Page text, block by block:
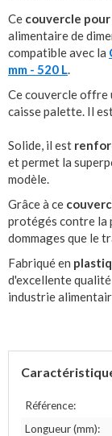
Ce couvercle
alimentaire de
compatible avec la
mm - 520 L.
Ce couvercle offre
caisse palette. Il
Solide, il est
et permet la
modèle.
Grâce à ce
protégés contre la
dommages que le
Fabriqué en
d'excellente
industrie
Référence:
Longueur (mm):